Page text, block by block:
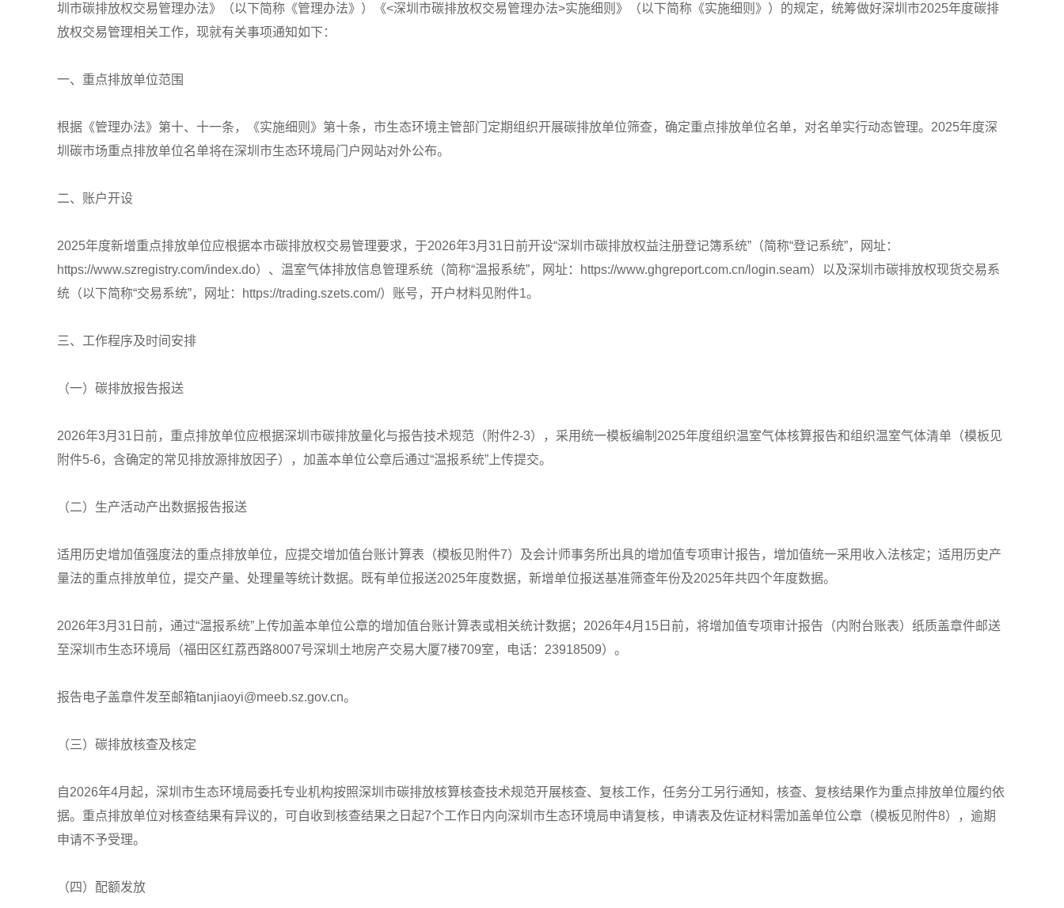
圳市碳排放权交易管理办法》（以下简称《管理办法》）《<深圳市碳排放权交易管理办法>实施细则》（以下简称《实施细则》）的规定，统筹做好深圳市2025年度碳排
放权交易管理相关工作，现就有关事项通知如下：
一、重点排放单位范围
根据《管理办法》第十、十一条，《实施细则》第十条，市生态环境主管部门定期组织开展碳排放单位筛查，确定重点排放单位名单，对名单实行动态管理。2025年度深
圳碳市场重点排放单位名单将在深圳市生态环境局门户网站对外公布。
二、账户开设
2025年度新增重点排放单位应根据本市碳排放权交易管理要求，于2026年3月31日前开设“深圳市碳排放权益注册登记簿系统”（简称“登记系统”，网址：
https://www.szregistry.com/index.do）、温室气体排放信息管理系统（简称“温报系统”，网址：https://www.ghgreport.com.cn/login.seam）以及深圳市碳排放权现货交易系
统（以下简称“交易系统”，网址：https://trading.szets.com/）账号，开户材料见附件1。
三、工作程序及时间安排
（一）碳排放报告报送
2026年3月31日前，重点排放单位应根据深圳市碳排放量化与报告技术规范（附件2-3），采用统一模板编制2025年度组织温室气体核算报告和组织温室气体清单（模板见
附件5-6，含确定的常见排放源排放因子），加盖本单位公章后通过“温报系统”上传提交。
（二）生产活动产出数据报告报送
适用历史增加值强度法的重点排放单位，应提交增加值台账计算表（模板见附件7）及会计师事务所出具的增加值专项审计报告，增加值统一采用收入法核定；适用历史产
量法的重点排放单位，提交产量、处理量等统计数据。既有单位报送2025年度数据，新增单位报送基准筛查年份及2025年共四个年度数据。
2026年3月31日前，通过“温报系统”上传加盖本单位公章的增加值台账计算表或相关统计数据；2026年4月15日前，将增加值专项审计报告（内附台账表）纸质盖章件邮送
至深圳市生态环境局（福田区红荔西路8007号深圳土地房产交易大厦7楼709室，电话：23918509）。
报告电子盖章件发至邮箱tanjiaoyi@meeb.sz.gov.cn。
（三）碳排放核查及核定
自2026年4月起，深圳市生态环境局委托专业机构按照深圳市碳排放核算核查技术规范开展核查、复核工作，任务分工另行通知，核查、复核结果作为重点排放单位履约依
据。重点排放单位对核查结果有异议的，可自收到核查结果之日起7个工作日内向深圳市生态环境局申请复核，申请表及佐证材料需加盖单位公章（模板见附件8），逾期
申请不予受理。
（四）配额发放